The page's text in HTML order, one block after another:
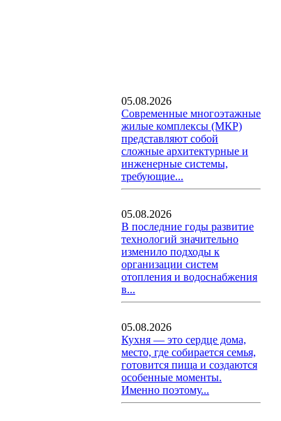
05.08.2026
Современные многоэтажные
жилые комплексы (МКР)
представляют собой
сложные архитектурные и
инженерные системы,
требующие...
05.08.2026
В последние годы развитие
технологий значительно
изменило подходы к
организации систем
отопления и водоснабжения
в...
05.08.2026
Кухня — это сердце дома,
место, где собирается семья,
готовится пища и создаются
особенные моменты.
Именно поэтому...